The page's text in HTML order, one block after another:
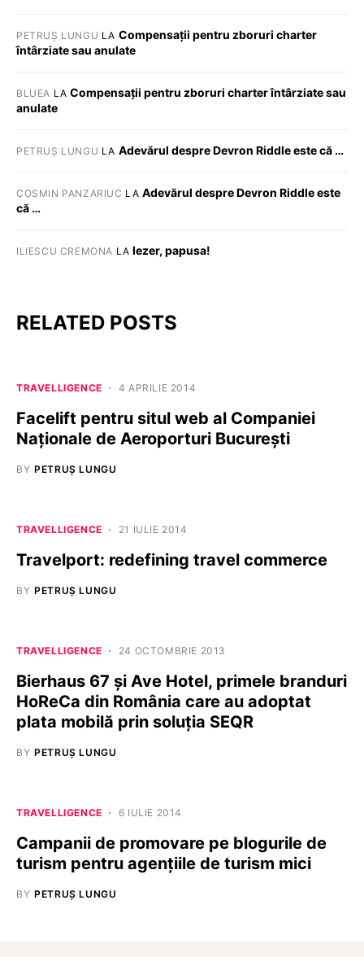
PETRUȘ LUNGU LA Compensații pentru zboruri charter
întârziate sau anulate
BLUEA LACompensații pentru zboruri charter întârziate sau
anulate
PETRUȘ LUNGU LA Adevărul despre Devron Riddle este că …
COSMIN PANZARIUC LA Adevărul despre Devron Riddle este
că …
ILIESCU CREMONA LAIezer, papusa!
RELATED POSTS
TRAVELLIGENCE 4 APRILIE 2014
Facelift pentru situl web al Companiei
Naţionale de Aeroporturi Bucureşti
BY PETRUȘ LUNGU
TRAVELLIGENCE 21 IULIE 2014
Travelport: redefining travel commerce
BY PETRUȘ LUNGU
TRAVELLIGENCE 24 OCTOMBRIE 2013
Bierhaus 67 și Ave Hotel, primele branduri
HoReCa din România care au adoptat
plata mobilă prin soluţia SEQR
BY PETRUȘ LUNGU
TRAVELLIGENCE 6 IULIE 2014
Campanii de promovare pe blogurile de
turism pentru agențiile de turism mici
BY PETRUȘ LUNGU